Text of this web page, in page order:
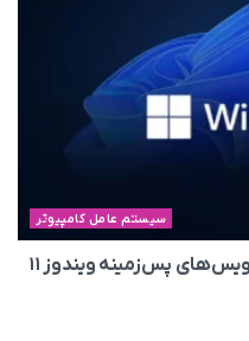
سیستم عامل کامپیوتر
مایکروسافت شایعات جاسوسی سرویس‌های پس‌زمینه ویندوز ۱۱